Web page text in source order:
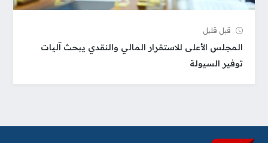
قبل قلیل
المجلس الأعلى للاستقرار المالي والنقدي يبحث آليات
توفير السيولة